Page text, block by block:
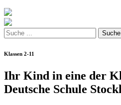
Klassen 2-11
Ihr Kind in eine der
Deutsche Schule